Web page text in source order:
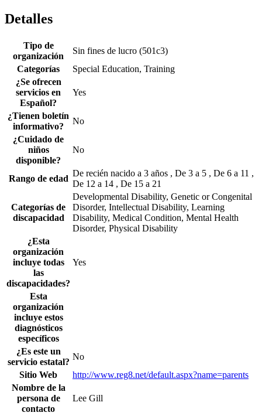
Detalles
Tipo de
organización
Sin fines de lucro (501c3)
Categorías
Special Education, Training
¿Se ofrecen
servicios en
Español?
Yes
¿Tienen boletín
informativo?
No
¿Cuidado de
niños
disponible?
No
Rango de edad
De recién nacido a 3 años , De 3 a 5 , De 6 a 11 ,
De 12 a 14 , De 15 a 21
Categorías de
discapacidad
Developmental Disability, Genetic or Congenital
Disorder, Intellectual Disability, Learning
Disability, Medical Condition, Mental Health
Disorder, Physical Disability
¿Esta
organización
incluye todas
las
discapacidades?
Yes
Esta
organización
incluye estos
diagnósticos
específicos
¿Es este un
servicio estatal?
No
Sitio Web
http://www.reg8.net/default.aspx?name=parents
Nombre de la
persona de
contacto
Lee Gill